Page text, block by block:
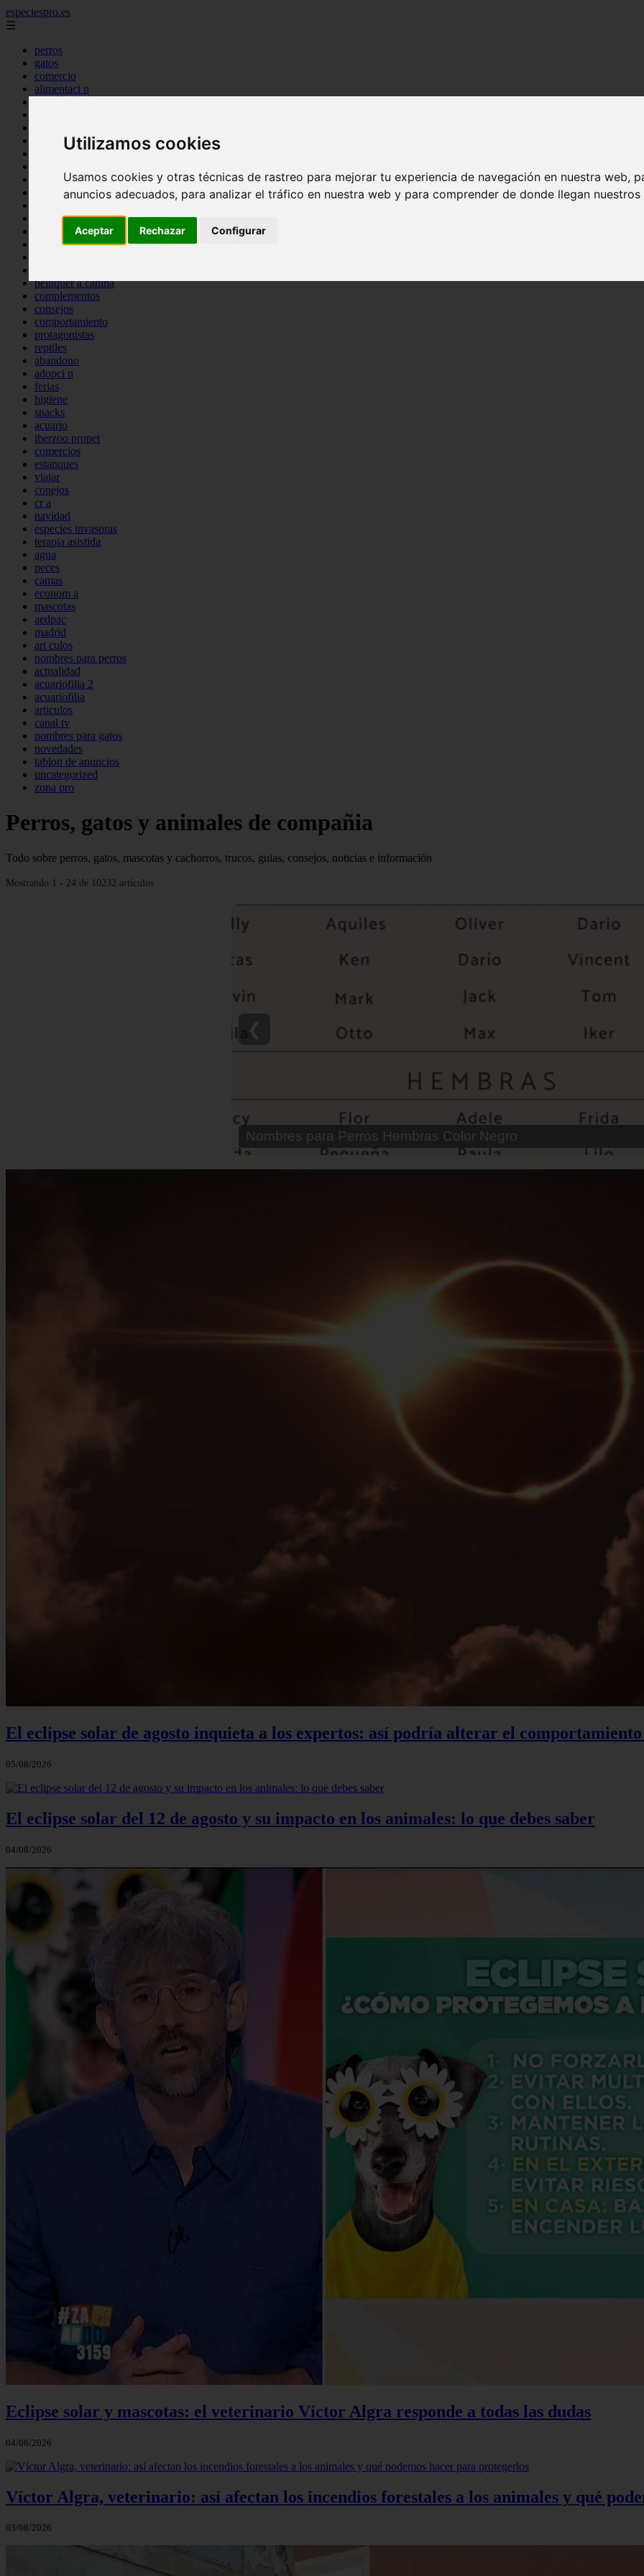
Utilizamos cookies
Usamos cookies y otras técnicas de rastreo para mejorar tu experiencia de navegación en nuestra web,
anuncios adecuados, para analizar el tráfico en nuestra web y para comprender de donde llegan
Aceptar Rechazar Configurar
especiespro.es
☰
perros
gatos
comercio
alimentaci n
tenencia responsable
marketing
peque os mam feros
legislaci n
peluquer a canina
complementos
consejos
comportamiento
protagonistas
reptiles
abandono
adopci n
ferias
higiene
snacks
acuario
iberzoo propet
comercios
estanques
viajar
conejos
cr a
navidad
especies invasoras
terapia asistida
agua
peces
camas
econom a
mascotas
aedpac
madrid
art culos
nombres para perros
actualidad
acuariofilia 2
acuariofilia
articulos
canal tv
nombres para gatos
novedades
tablon de anuncios
uncategorized
zona pro
Perros, gatos y animales de compañia
Todo sobre perros, gatos, mascotas y cachorros, trucos, guias, consejos, noticias e información
Mostrando 1 - 24 de 10232 artículos
Nombre para Parejas de Gatos
El eclipse solar de agosto inquieta a los expertos: así podría alterar el
05/08/2026
El eclipse solar del 12 de agosto y su impacto en los animales: lo que debes saber
04/08/2026
Eclipse solar y mascotas: el veterinario Víctor Algra responde a todas las dudas
04/08/2026
Víctor Algra, veterinario: así afectan los incendios forestales a los animales y qué
03/08/2026